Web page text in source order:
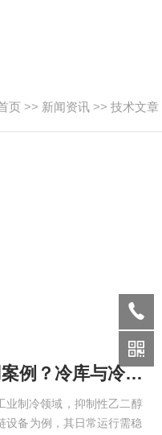
页 >> 新闻资讯 >> 技术文章
兴宁抑制性乙二醇在工业制冷中的应用案例？冷库与冷链设备实例
业制冷领域，抑制性乙二醇
设备为例，其日常运行需稳